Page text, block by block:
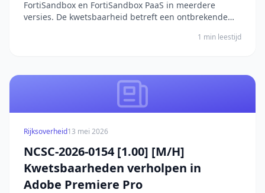
FortiSandbox en FortiSandbox PaaS in meerdere
versies. De kwetsbaarheid betreft een ontbrekende
aanvallers ongeautoriseerde code of commando's
1 min leestijd
Rijksoverheid13 mei 2026
NCSC-2026-0154 [1.00] [M/H]
Kwetsbaarheden verholpen in
Adobe Premiere Pro